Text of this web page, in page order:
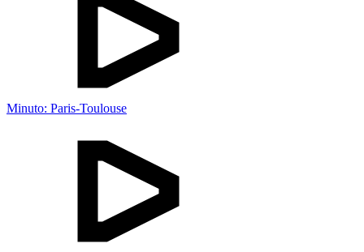
Minuto: Paris-Toulouse